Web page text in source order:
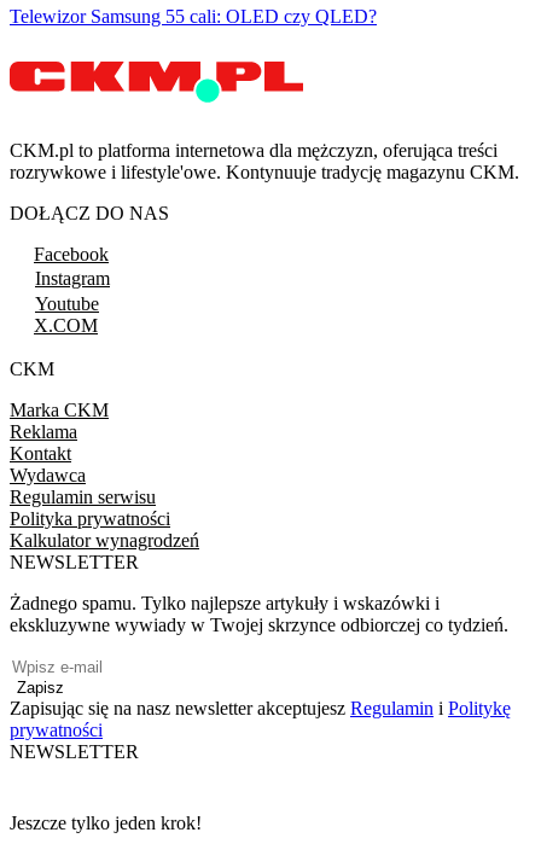
Telewizor Samsung 55 cali: OLED czy QLED?
CKM.pl to platforma internetowa dla mężczyzn, oferująca treści
rozrywkowe i lifestyle'owe. Kontynuuje tradycję magazynu CKM.
DOŁĄCZ DO NAS
Facebook
Instagram
Youtube
X.COM
CKM
Marka CKM
Reklama
Kontakt
Wydawca
Regulamin serwisu
Polityka prywatności
Kalkulator wynagrodzeń
NEWSLETTER
Żadnego spamu. Tylko najlepsze artykuły i wskazówki i
ekskluzywne wywiady w Twojej skrzynce odbiorczej co tydzień.
Zapisz
Zapisując się na nasz newsletter akceptujesz Regulamin i Politykę
prywatności
NEWSLETTER
Jeszcze tylko jeden krok!